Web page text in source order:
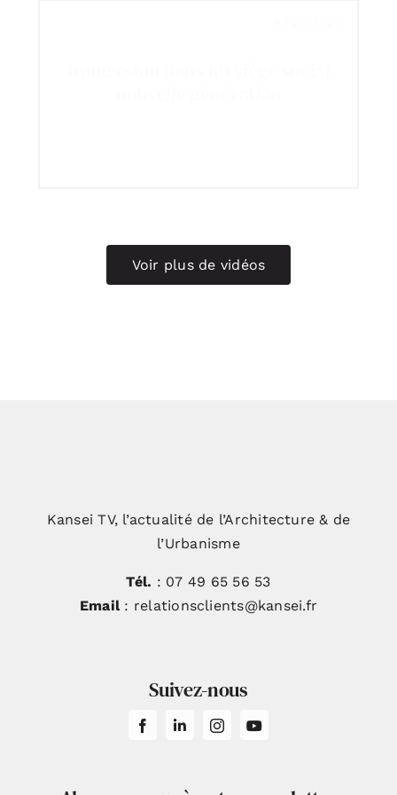
Voir plus de vidéos
Kansei TV, l’actualité de l’Architecture & de
l’Urbanisme
Tél. : 07 49 65 56 53
Email: relationsclients@kansei.fr
Suivez-nous